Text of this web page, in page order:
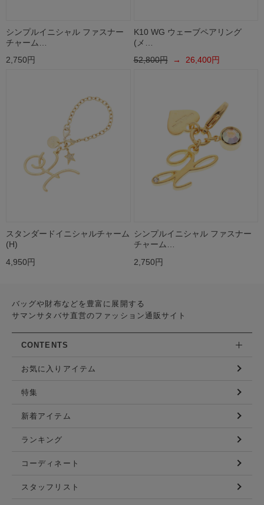
シンプルイニシャル ファスナー
チャーム…
2,750円
K10 WG ウェーブペアリング
(メ…
52,800円→ 26,400円
スタンダードイニシャルチャーム
(H)
4,950円
シンプルイニシャル ファスナー
チャーム…
2,750円
バッグや財布などを豊富に展開する
サマンサタバサ直営のファッション通販サイト
CONTENTS
お気に入りアイテム
特集
新着アイテム
ランキング
コーディネート
スタッフリスト